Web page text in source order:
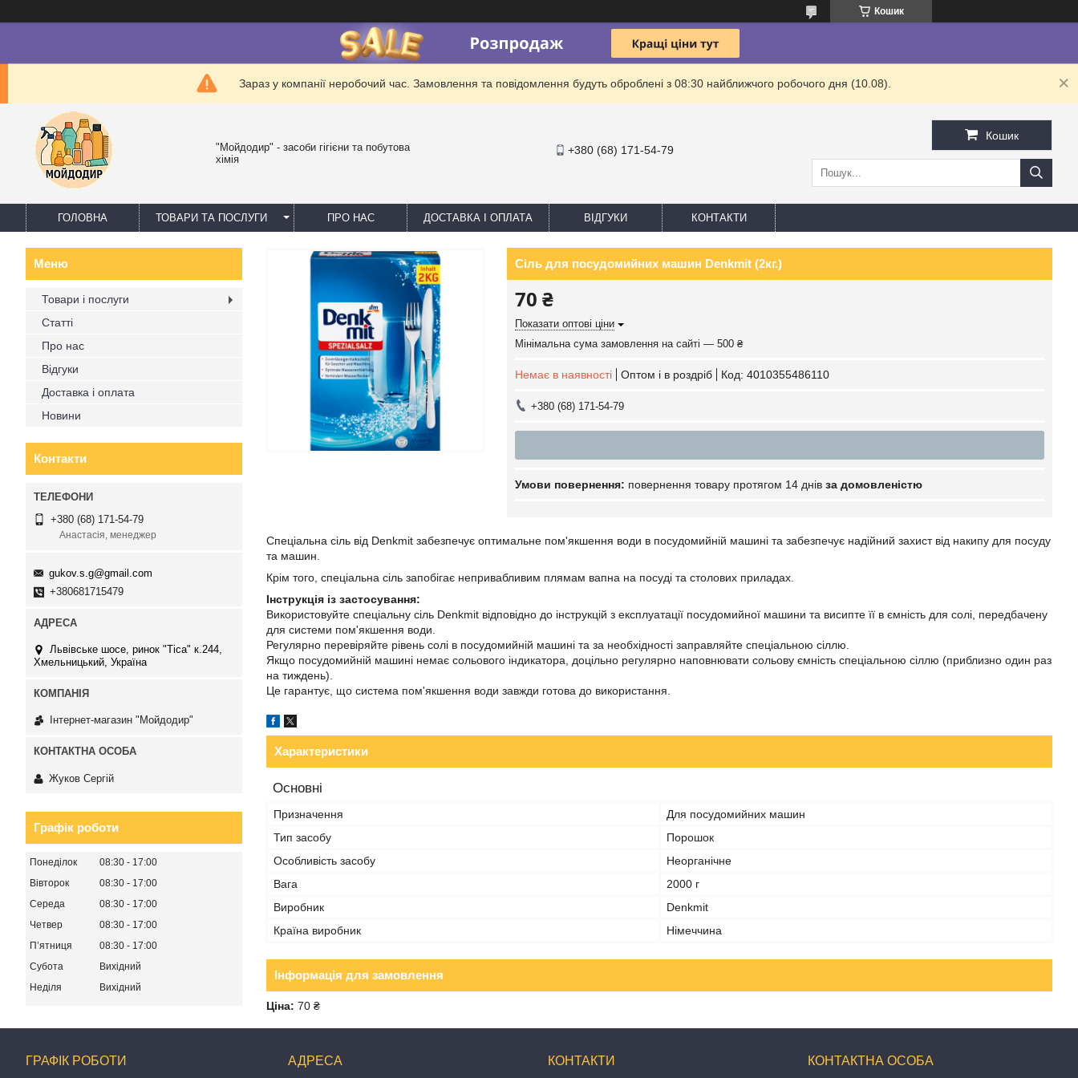
Кошик
Зараз у компанії неробочий час. Замовлення та повідомлення будуть оброблені з 08:30 найближчого робочого дня (10.08).
"Мойдодир" - засоби гігієни та побутова
хімія
+380 (68) 171-54-79
Кошик
ГОЛОВНА ТОВАРИ ТА ПОСЛУГИ ПРО НАС ДОСТАВКА І ОПЛАТА ВІДГУКИ КОНТАКТИ
Сіль для посудомийних машин Denkmit (2кг.)
70 ₴
Показати оптові ціни
Мінімальна сума замовлення на сайті — 500 ₴
Немає в наявності Оптом і в роздріб Код: 4010355486110
+380 (68) 171-54-79
повернення товару протягом 14 днів за домовленістю
Спеціальна сіль від Denkmit забезпечує оптимальне пом'якшення води в посудомийній машині та забезпечує надійний захист від накипу для посуду
та машин.
Крім того, спеціальна сіль запобігає непривабливим плямам вапна на посуді та столових приладах.
Інструкція із застосування:
Використовуйте спеціальну сіль Denkmit відповідно до інструкцій з експлуатації посудомийної машини та висипте її в ємність для солі, передбачену
для системи пом'якшення води.
Регулярно перевіряйте рівень солі в посудомийній машині та за необхідності заправляйте спеціальною сіллю.
Якщо посудомийній машині немає сольового індикатора, доцільно регулярно наповнювати сольову ємність спеціальною сіллю (приблизно один раз
на тиждень).
Це гарантує, що система пом'якшення води завжди готова до використання.
Характеристики
Основні
Призначення
Для посудомийних машин
Тип засобу
Порошок
Особливість засобу
Неорганічне
Вага
2000 г
Виробник
Denkmit
Країна виробник
Німеччина
Інформація для замовлення
Ціна: 70 ₴
Товари і послуги
Статті
Про нас
Відгуки
Доставка і оплата
Новини
Контакти
+380 (68) 171-54-79
Анастасія, менеджер
gukov.s.g@gmail.com
+380681715479
Львівське шосе, ринок "Тіса" к.244,
Хмельницький, Україна
Інтернет-магазин "Мойдодир"
Жуков Сергій
Графік роботи
Понеділок 08:30
17:00
Вівторок
08:30
17:00
Середа
08:30
17:00
Четвер
08:30
17:00
Пʼятниця
08:30
17:00
Субота
Вихідний
Неділя
Вихідний
ГРАФІК РОБОТИ